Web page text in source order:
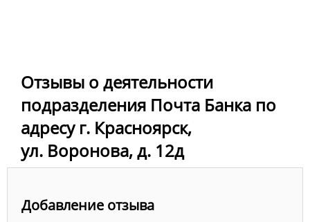
Отзывы о деятельности
подразделения Почта Банка по
адресу г. Красноярск,
ул. Воронова, д. 12д
Добавление отзыва